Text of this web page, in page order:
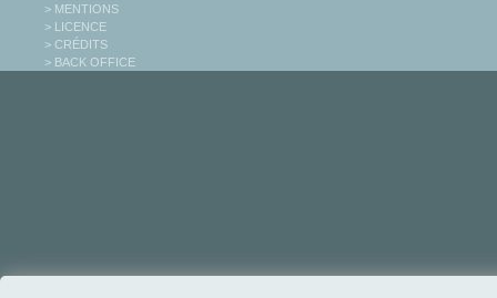
> MENTIONS
> LICENCE
> CRÉDITS
> BACK OFFICE